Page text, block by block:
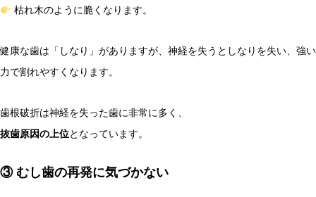
枯れ木のように脆くなります。
健康な歯は「しなり」がありますが、神経を失うとしなりを失い、強い
力で割れやすくなります。
歯根破折は神経を失った歯に非常に多く、
抜歯原因の上位となっています。
③ むし歯の再発に気づかない